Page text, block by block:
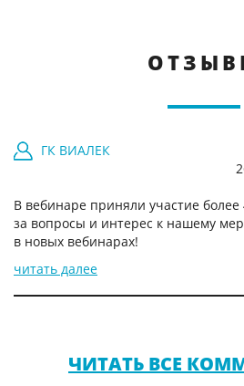
ГК ВИАЛЕК
В вебинаре приняли участие более
за вопросы и интерес к нашему
в новых вебинарах!
читать далее
ЧИТАТЬ ВСЕ